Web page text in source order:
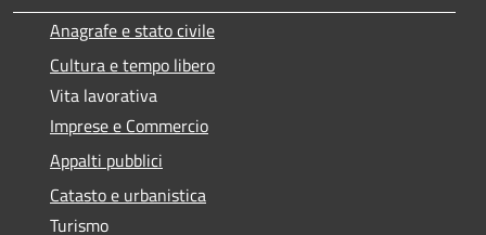
Anagrafe e stato civile
Cultura e tempo libero
Vita lavorativa
Imprese e Commercio
Appalti pubblici
Catasto e urbanistica
Turismo